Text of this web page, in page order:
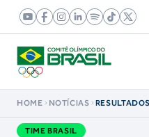
HOME NOTÍCIAS
TIME BRASIL